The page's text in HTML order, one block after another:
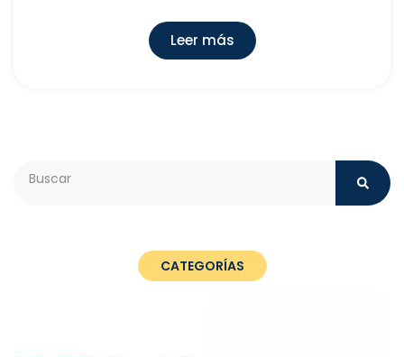
Leer más
CATEGORÍAS